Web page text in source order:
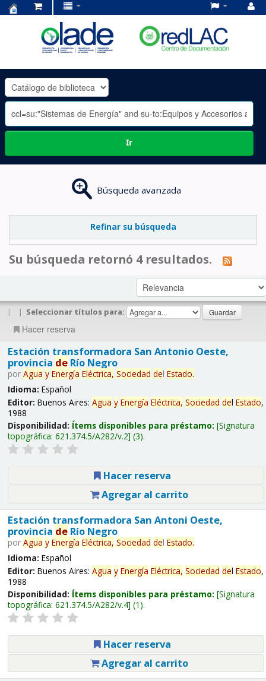
OLADE
-
Ir
Búsqueda avanzada
Refinar su búsqueda
Su búsqueda retornó 4 resultados.
| | Seleccionar títulos para:
Hacer reserva
Estación transformadora San Antonio Oeste,
provincia deRío Negro
por Agua y Energía Eléctrica, Sociedad del Estado.
Idioma: Español
Editor: Buenos Aires: Agua y Energía Eléctrica, Sociedad del Estado,
1988
Disponibilidad: Ítems disponibles para préstamo: Signatura
topográfica: 621.374.5/A282/v.2 (3).
Hacer reserva
Agregar al carrito
Estación transformadora San Antoni Oeste,
provincia deRío Negro
por Agua y Energía Eléctrica, Sociedad del Estado.
Idioma: Español
Editor: Buenos Aires: Agua y Energía Eléctrica, Sociedad del Estado,
1988
Disponibilidad: Ítems disponibles para préstamo: Signatura
topográfica: 621.374.5/A282/v.4 (1).
Hacer reserva
Agregar al carrito